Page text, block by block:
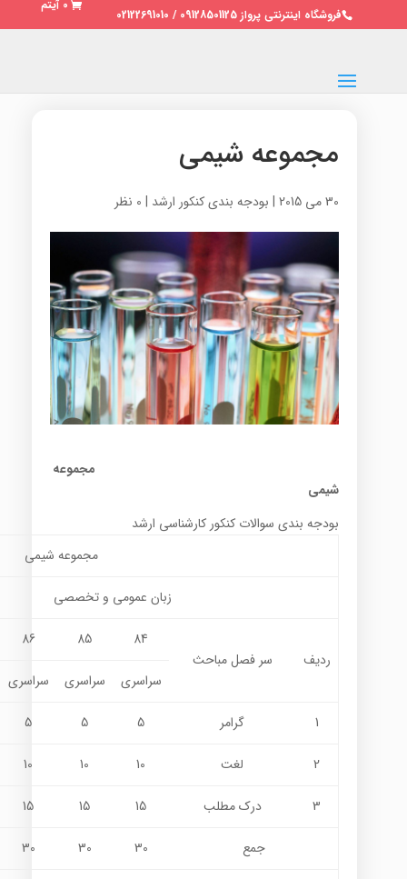
فروشگاه اینترنتی پرواز 09128501125 / 02122691010
0 آیتم
مجموعه شیمی
30 می 2015 | بودجه بندی کنکور ارشد | 0 نظر
مجموعه
شیمی
بودجه بندی سوالات کنکور کارشناسی ارشد
مجموعه شيمي
زبان عمومي و تخصصي
ردیف سر فصل مباحث
84
85
86
سراسری سراسری سراسری
1 گرامر 5
5
5
2 لغت 10
10
10
3 درك مطلب 15
15
15
جمع 30
30
30